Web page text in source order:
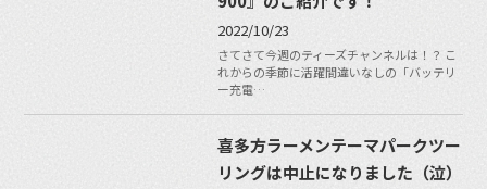
2022/10/23
さてさて今週のティーズチャンネルは！？ こ
れからの季節に活躍間違いなしの「バッテリ
ー充電…
喜多方ラーメンテーマパークツー
リングは中止になりました（泣）